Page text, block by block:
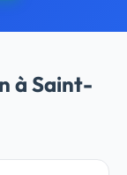
à Saint-